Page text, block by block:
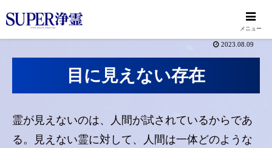
2023.08.09
目に見えない存在
霊が見えないのは、人間が試されているからであ
る。見えない霊に対して、人間は一体どのような
メニュー